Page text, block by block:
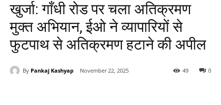
खुर्जा: गाँधी रोड पर चला अतिक्रमण
मुक्त अभियान, ईओ ने व्यापारियों से
फुटपाथ से अतिक्रमण हटाने की अपील
By Pankaj Kashyap November 22, 2025 0
49